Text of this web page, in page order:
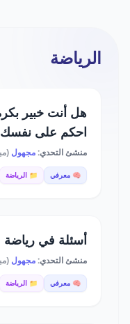
الرياضة
هل أنت خبير
احكم على نفسك
منشئ التحدي:مجهول
🧠 معرفي 📁 الرياضة
أسئلة في رياضة
منشئ التحدي:مجهول
🧠 معرفي 📁 الرياضة